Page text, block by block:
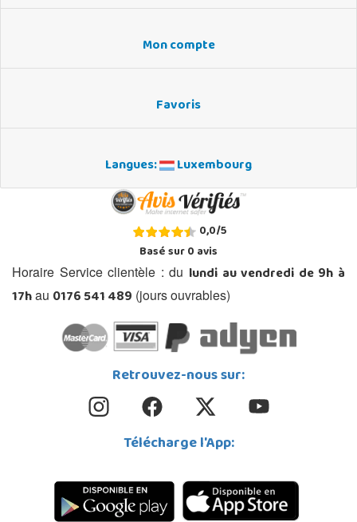
Mon compte
Favoris
Langues: Luxembourg
0,0/5
Basé sur0avis
Horaire Service clientèle : du lundi au vendredi de 9h à
17hau 0176 541 489 (jours ouvrables)
Retrouvez-nous sur:
Télécharge l'App: